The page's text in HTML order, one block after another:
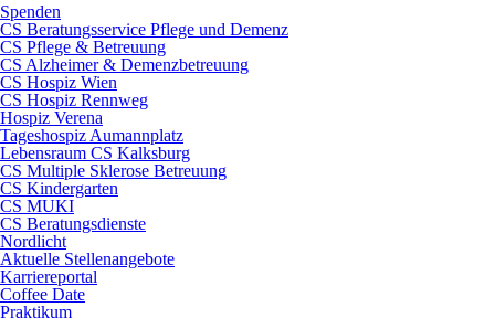
Spenden
CS Beratungsservice Pflege und Demenz
CS Pflege & Betreuung
CS Alzheimer & Demenzbetreuung
CS Hospiz Wien
CS Hospiz Rennweg
Hospiz Verena
Tageshospiz Aumannplatz
Lebensraum CS Kalksburg
CS Multiple Sklerose Betreuung
CS Kindergarten
CS MUKI
CS Beratungsdienste
Nordlicht
Aktuelle Stellenangebote
Karriereportal
Coffee Date
Praktikum